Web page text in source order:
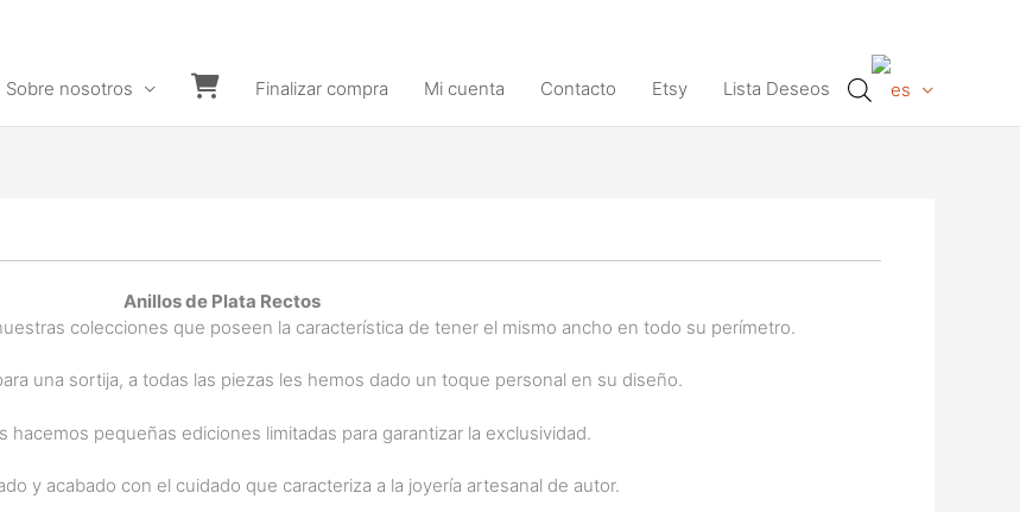
Sobre nosotros
Carrito
Finalizar compra Mi cuenta Contacto Etsy Lista Deseos
Anillos de Plata Rectos
colecciones que poseen la característica de tener el mismo ancho en todo su perímetro.
una sortija, a todas las piezas les hemos dado un toque personal en su diseño.
hacemos pequeñas ediciones limitadas para garantizar la exclusividad.
y acabado con el cuidado que caracteriza a la joyería artesanal de autor.